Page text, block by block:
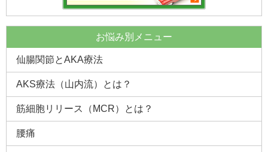
2019.1.23 |両膝の痛みで悩まれている患者様の声 ５９歳 大
2019.1.14 |脊柱管狭窄症の患者様の声 茨木市 62歳 女性
「薄皮が剥がれていくように痛みが少しずつ取れ・・・」
2018.7.28 |
門真市 AN様 「ぎっくり腰が初日から楽になり
ました」
2018.7.21 |
門真市 ７４歳 女性 「腰から足の痛みが改善し
歩けるように」
お悩み別メニュー
仙腸関節とAKA療法
AKS療法（山内流）とは？
筋細胞リリース（MCR）とは？
腰痛